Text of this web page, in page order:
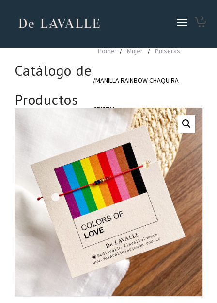
0
Catálogo de
Productos
Home / Mujer / Pulseras
/MANILLA RAINBOW CHAQUIRA
CRISTAL